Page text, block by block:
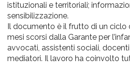
istituzionali e territoriali;
sensibilizzazione.
Il documento è il frutto di un ciclo
mesi scorsi dalla Garante per
avvocati, assistenti sociali,
mediatori. Il lavoro ha coinvolto